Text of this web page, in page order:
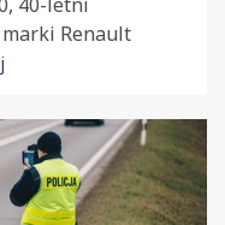
Renault